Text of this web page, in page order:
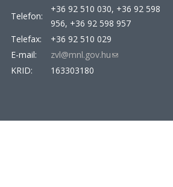
Telefon:
+36 92 510 030, +36 92 598
956, +36 92 598 957
Telefax:
+36 92 510 029
E-mail:
zvl@mnl.gov.hu(link
KRID: 163303180